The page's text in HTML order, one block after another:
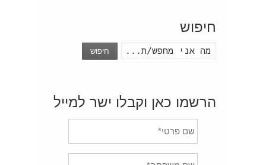
חיפוש
חיפוש
הרשמו כאן וקבלו ישר למייל